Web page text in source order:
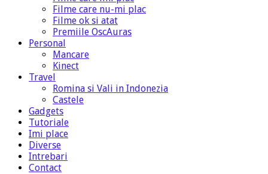
Filme care nu-mi plac
Filme ok si atat
Premiile OscAuras
Personal
Mancare
Kinect
Travel
Romina si Vali in Indonezia
Castele
Gadgets
Tutoriale
Imi place
Diverse
Intrebari
Contact